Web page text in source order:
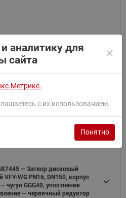
чугун GGG40, уплотнение
— Затвор дисковый
VFY-WG PN16, DN150, корпус
чугун GGG40, уплотнение
— червячный редуктор
аналитику для
сайта
с их использованием.
Понятно